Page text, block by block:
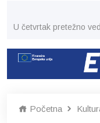
U četvrtak pretežno
Početna